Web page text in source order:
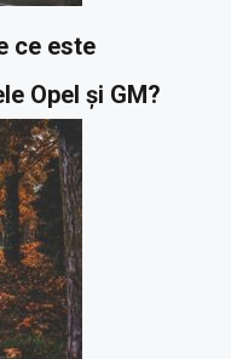
ce este
Opel și GM?